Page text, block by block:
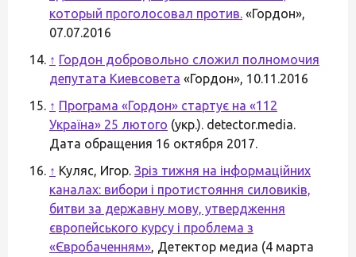
который проголосовал против. «Гордон»,
07.07.2016
↑ Гордон добровольно сложил полномочия
депутата Киевсовета «Гордон», 10.11.2016
↑ Програма «Гордон» стартує на «112
Україна» 25 лютого (укр.). detector.media.
Дата обращения 16 октября 2017.
↑ Куляс, Игор. Зріз тижня на інформаційних
каналах: вибори і протистояння силовиків,
битви за державну мову, утвердження
європейського курсу і проблема з
«Євробаченням», Детектор медиа (4 марта